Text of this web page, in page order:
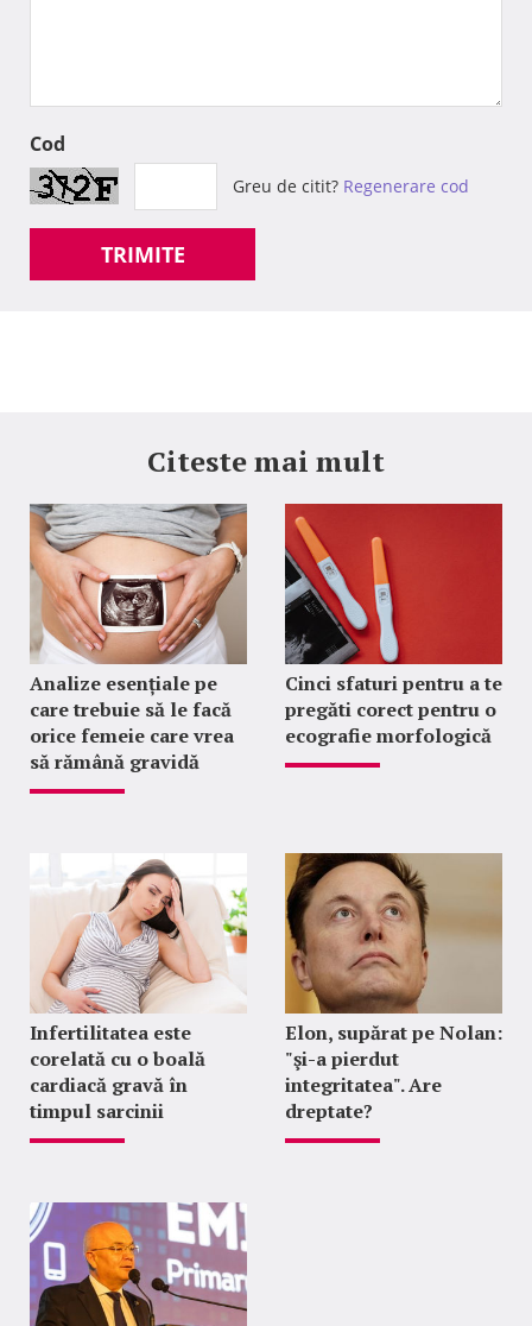
Cod
Greu de citit? Regenerare cod
TRIMITE
Citeste mai mult
Analize esențiale pe
care trebuie să le facă
orice femeie care vrea
să rămână gravidă
Cinci sfaturi pentru a te
pregăti corect pentru o
ecografie morfologică
Infertilitatea este
corelată cu o boală
cardiacă gravă în
timpul sarcinii
Elon, supărat pe Nolan:
"şi-a pierdut
integritatea". Are
dreptate?